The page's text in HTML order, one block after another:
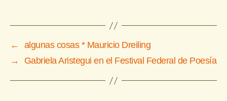
←
algunas cosas * Mauricio Dreiling
→
Gabriela Aristegui en el Festival Federal de Poesía